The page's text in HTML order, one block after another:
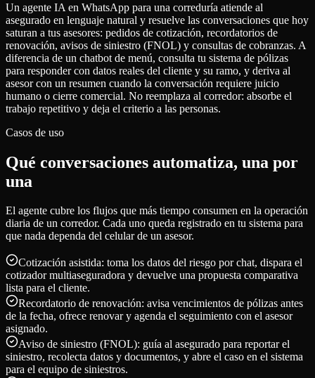
Un agente IA en WhatsApp para una correduría atiende al
asegurado en lenguaje natural y resuelve las conversaciones que hoy
saturan a tus asesores: pedidos de cotización, recordatorios de
renovación, avisos de siniestro (FNOL) y consultas de cobranzas. A
diferencia de un chatbot de menú, consulta tu sistema de pólizas
para responder con datos reales del cliente y su ramo, y deriva al
asesor con un resumen cuando la conversación requiere juicio
humano o cierre comercial. No reemplaza al corredor: absorbe el
trabajo repetitivo y deja el criterio a las personas.
Casos de uso
Qué conversaciones automatiza, una por
una
El agente cubre los flujos que más tiempo consumen en la operación
diaria de un corredor. Cada uno queda registrado en tu sistema para
que nada dependa del celular de un asesor.
Cotización asistida: toma los datos del riesgo por chat, dispara el
cotizador multiaseguradora y devuelve una propuesta comparativa
lista para el cliente.
Recordatorio de renovación: avisa vencimientos de pólizas antes
de la fecha, ofrece renovar y agenda el seguimiento con el asesor
asignado.
Aviso de siniestro (FNOL): guía al asegurado para reportar el
siniestro, recolecta datos y documentos, y abre el caso en el sistema
para el equipo de siniestros.